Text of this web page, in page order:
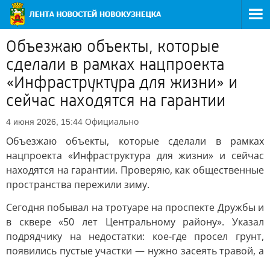
Объезжаю объекты, которые
сделали в рамках нацпроекта
«Инфраструктура для жизни» и
сейчас находятся на гарантии
4 июня 2026, 15:44 Официально
Объезжаю объекты, которые сделали в рамках
нацпроекта «Инфраструктура для жизни» и сейчас
находятся на гарантии. Проверяю, как общественные
пространства пережили зиму.
Сегодня побывал на тротуаре на проспекте Дружбы и
в сквере «50 лет Центральному району». Указал
подрядчику на недостатки: кое-где просел грунт,
появились пустые участки — нужно засеять травой, а